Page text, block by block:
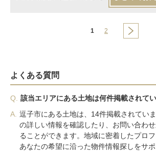
1 2
よくある質問
Q.
該当エリアにある土地は何件掲載されて
A. 逗子市にある土地は、14件掲載されてい
の詳しい情報を確認したり、お問い合わ
ることができます。地域に密着したプロフ
あなたの希望に沿った物件情報探しをサポ